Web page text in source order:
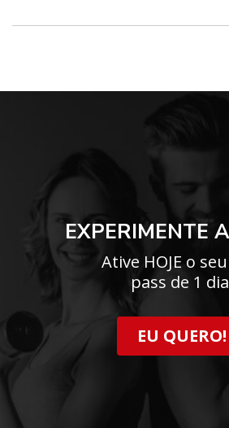
EXPERIMENTE
Ative HOJE o
pass de 1
EU QUERO!